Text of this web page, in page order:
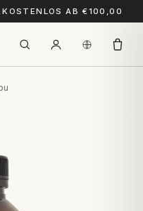
AB €100,00